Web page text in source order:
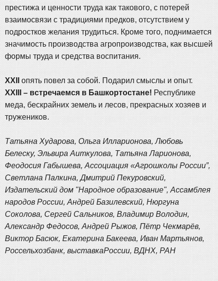
престижа и ценности труда как такового, с потерей
взаимосвязи с традициями предков, отсутствием у
подростков желания трудиться. Кроме того, поднимается
значимость производства агропроизводства, как высшей
формы труда и средства воспитания.
ХХII
опять повел за собой. Подарил смыслы и опыт.
ХХIII – встречаемся в Башкортостане! Республике
меда, бескрайних земель и лесов, прекрасных хозяев и
тружеников.
Татьяна Хударова, Ольга Илларионова, Любовь
Белеску, Эльвира Аиткулова, Татьяна Ларионова,
Феодосия Габышева, Ассоциация «Агрошколы России”,
Светлана Палкина, Дмитрий Пекуровский,
Издательский дом "Народное образование", Ассамблея
народов России, Андрей Базилевский, Нюргуна
Соколова, Сергей Сальников, Владимир Володин,
Александр Федосов, Андрей Рыжов, Пётр Чекмарёв,
Виктор Басюк, Екатерина Бакеева, Иван Мартьянов,
Россельхозбанк, выставкаРоссии, ВДНХ, РАН